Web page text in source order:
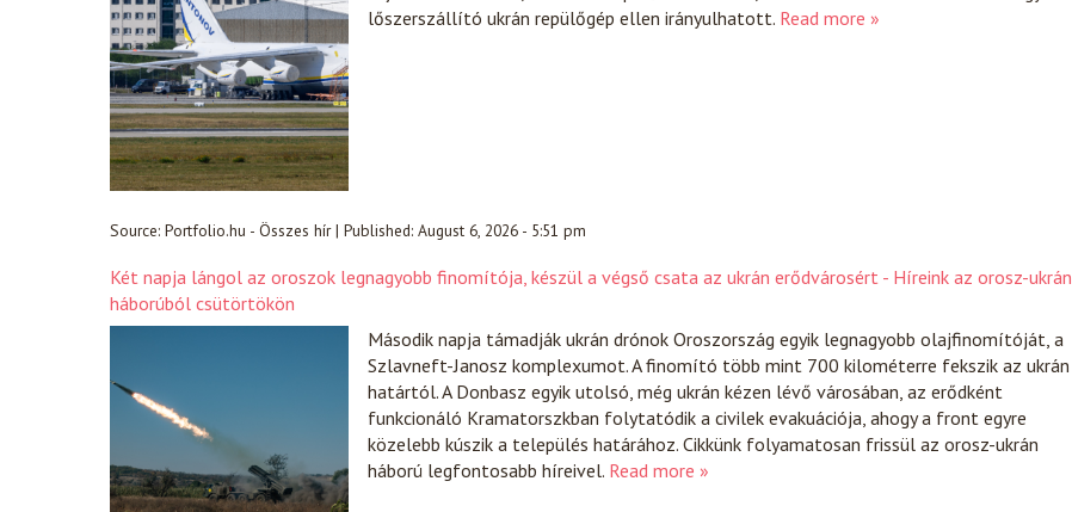
lőszerszállító ukrán repülőgép ellen irányulhatott. Read more »
Source: Portfolio.hu - Összes hír| Published: August 6, 2026 - 5:51 pm
Két napja lángol az oroszok legnagyobb finomítója, készül a végső csata az ukrán erődvárosért - Híreink az orosz-ukrán
háborúból csütörtökön
Második napja támadják ukrán drónok Oroszország egyik legnagyobb olajfinomítóját, a
Szlavneft-Janosz komplexumot. A finomító több mint 700 kilométerre fekszik az ukrán
határtól. A Donbasz egyik utolsó, még ukrán kézen lévő városában, az erődként
funkcionáló Kramatorszkban folytatódik a civilek evakuációja, ahogy a front egyre
közelebb kúszik a település határához. Cikkünk folyamatosan frissül az orosz-ukrán
háború legfontosabb híreivel. Read more »